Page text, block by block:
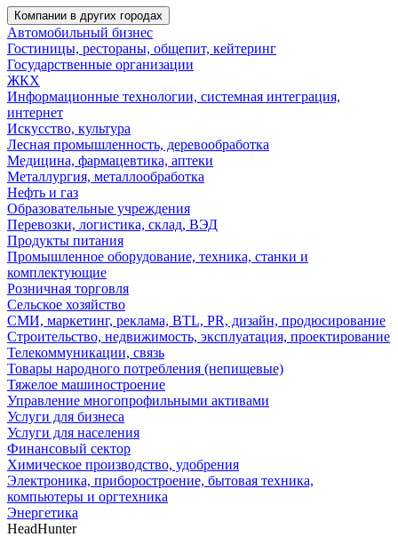
Компании в других городах
Автомобильный бизнес
Гостиницы, рестораны, общепит, кейтеринг
Государственные организации
ЖКХ
Информационные технологии, системная интеграция,
интернет
Искусство, культура
Лесная промышленность, деревообработка
Медицина, фармацевтика, аптеки
Металлургия, металлообработка
Нефть и газ
Образовательные учреждения
Перевозки, логистика, склад, ВЭД
Продукты питания
Промышленное оборудование, техника, станки и
комплектующие
Розничная торговля
Сельское хозяйство
СМИ, маркетинг, реклама, BTL, PR, дизайн, продюсирование
Строительство, недвижимость, эксплуатация, проектирование
Телекоммуникации, связь
Товары народного потребления (непищевые)
Тяжелое машиностроение
Управление многопрофильными активами
Услуги для бизнеса
Услуги для населения
Финансовый сектор
Химическое производство, удобрения
Электроника, приборостроение, бытовая техника,
компьютеры и оргтехника
Энергетика
HeadHunter